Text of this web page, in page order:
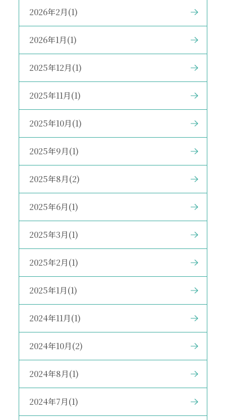
2026年2月(1)
2026年1月(1)
2025年12月(1)
2025年11月(1)
2025年10月(1)
2025年9月(1)
2025年8月(2)
2025年6月(1)
2025年3月(1)
2025年2月(1)
2025年1月(1)
2024年11月(1)
2024年10月(2)
2024年8月(1)
2024年7月(1)